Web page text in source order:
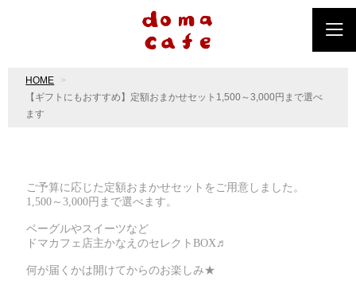
HOME
【ギフトにもおすすめ】定額おまかせセット1,500～3,000円まで選べ
ます
ご予算に応じた定額おまかせセットをご用意しました。
1,500～3,000円まで選べます。
ベーグルやスイーツなど
ドマカフェ店主かなえのセレクトBOX♬
何が届くかは開けてからのお楽しみ★